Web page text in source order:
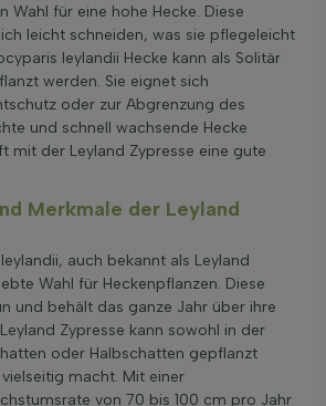
Wahl für eine hohe Hecke. Diese
leicht schneiden, was sie pflegeleicht
leylandii Hecke kann als Solitär
werden. Sie eignet sich
oder zur Abgrenzung des
und schnell wachsende Hecke
mit der Leyland Zypresse eine gute
Merkmale der Leyland
auch bekannt als Leyland
Wahl für Heckenpflanzen. Diese
und behält das ganze Jahr über ihre
Zypresse kann sowohl in der
oder Halbschatten gepflanzt
macht. Mit einer
von 70 bis 100 cm pro Jahr